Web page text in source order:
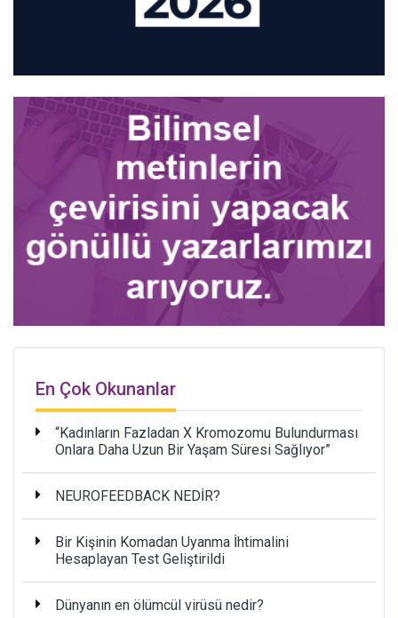
En Çok Okunanlar
“Kadınların Fazladan X Kromozomu Bulundurması
Onlara Daha Uzun Bir Yaşam Süresi Sağlıyor”
NEUROFEEDBACK NEDİR?
Bir Kişinin Komadan Uyanma İhtimalini
Hesaplayan Test Geliştirildi
Dünyanın en ölümcül virüsü nedir?